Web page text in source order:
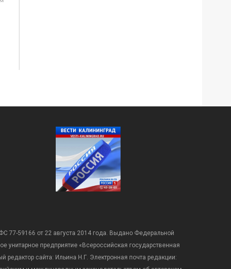
77-59166 от 22 августа 2014 года. Выдано Федеральной
предприятие «Всероссийская государственная
сайта: Ильина Н.Г. Электронная почта редакции: